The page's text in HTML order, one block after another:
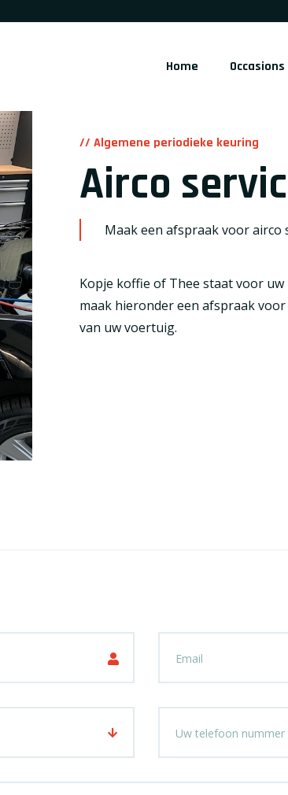
Home Occasions
// Algemene periodieke keuring
Airco
Maak een afspraak voor airco
Kopje koffie of Thee staat voor uw
maak hieronder een afspraak voor
van uw voertuig.